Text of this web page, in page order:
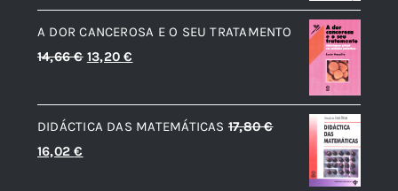
era:
10,47 €.
é:
9,42 €.
A DOR CANCEROSA E O SEU TRATAMENTO
14,66€ O
original
era:
13,20€
atual
é:
DIDÁCTICA DAS MATEMÁTICAS 17,80€
O
16,02€